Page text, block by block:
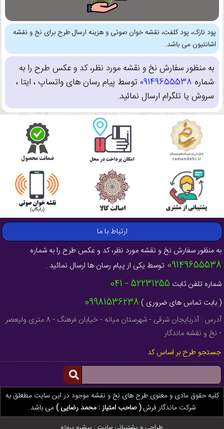
پود نازک، پود کلفت، نقشه خوان صوتی و هزینه ارسال طرح برای نخ و نقشه
اشانتیون می باشد.
به منظور سفارش نخ و نقشه مورد نظر، کد و عکس طرح را به
شماره 09149655538توسط پیام رسان های واتساپ ، ایتا ،
سروش یا تلگرام ارسال نمائید.
ارتباط با ما
به منظور سفارش نخ و نقشه مورد نظر، کد و عکس طرح را به شماره
09149655538 توسط یکی از پیام رسان ها ارسال نمائید .
شماره تلفن ثابت 52231255 - 041
( بابت تماس های ضروری ) 09981536238
آدرس : آذربایجان شرقی - شهرستان میانه - خیابان فرهنگ - 8 متری ولیعصر
- نخ و نقشه ماندگار
جستجو طرح بر اساس کد
کلیه حقوق مادی و معنوی طرح های نخ و نقشه موجود در این سایت مطعلق به
شرکت ماندگار فرش( صاحب امتیاز : محمد رضایی )می باشد.